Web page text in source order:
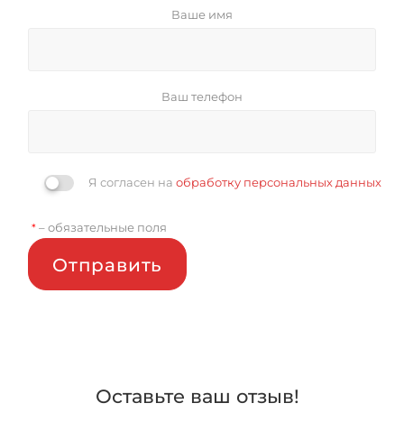
Ваше имя
Ваш телефон
Я согласен на обработку персональных данных
Отправить
* – обязательные поля
Оставьте ваш отзыв!